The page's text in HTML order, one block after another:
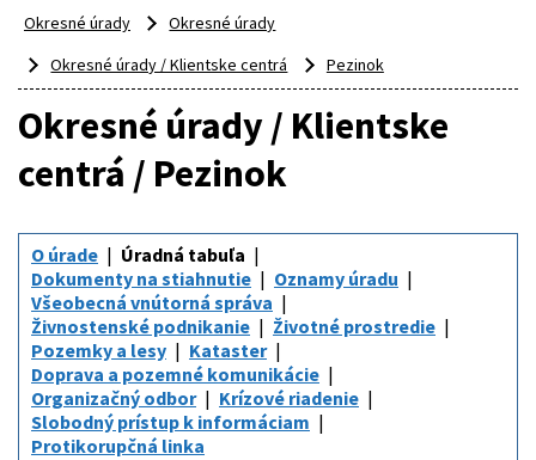
Okresné úrady
Okresné úrady
Okresné úrady / Klientske centrá
Pezinok
Okresné úrady / Klientske
centrá / Pezinok
O úrade
Úradná tabuľa
Dokumenty na stiahnutie
Oznamy úradu
Všeobecná vnútorná správa
Živnostenské podnikanie
Životné prostredie
Pozemky a lesy
Kataster
Doprava a pozemné komunikácie
Organizačný odbor
Krízové riadenie
Slobodný prístup k informáciam
Protikorupčná linka